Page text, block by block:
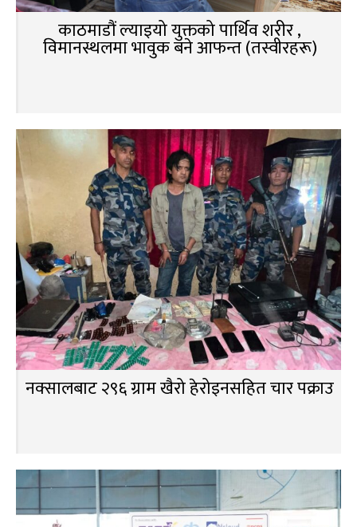
काठमाडौं ल्याइयो युक्तको पार्थिव शरीर ,
विमानस्थलमा भावुक बने आफन्त (तस्वीरहरू)
नक्सालबाट २९६ ग्राम खैरो हेरोइनसहित चार पक्राउ